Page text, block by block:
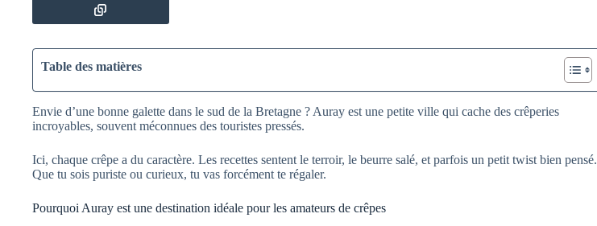
Table des matières
Envie d’une bonne galette dans le sud de la Bretagne ? Auray est une petite ville qui cache des crêperies
incroyables, souvent méconnues des touristes pressés.
Ici, chaque crêpe a du caractère. Les recettes sentent le terroir, le beurre salé, et parfois un petit twist bien pensé.
Que tu sois puriste ou curieux, tu vas forcément te régaler.
Pourquoi Auray est une destination idéale pour les amateurs de crêpes